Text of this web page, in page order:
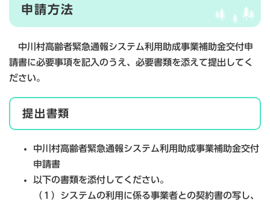
申請方法
中川村高齢者緊急通報システム利用助成事業補助金交付申
請書に必要事項を記入のうえ、必要書類を添えて提出してく
ださい。
提出書類
中川村高齢者緊急通報システム利用助成事業補助金交付
申請書
以下の書類を添付してください。
（１）システムの利用に係る事業者との契約書の写し、